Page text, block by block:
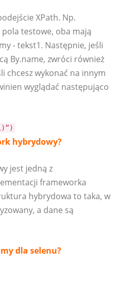
XPath. Np.
testowe, oba mają
- tekst1. Następnie, jeśli
By.name, zwróci również
chcesz wykonać na innym
wyglądać następująco
hybrydowy?
jest jedną z
frameworka
hybrydowa to taka, w
a dane są
dla selenu?